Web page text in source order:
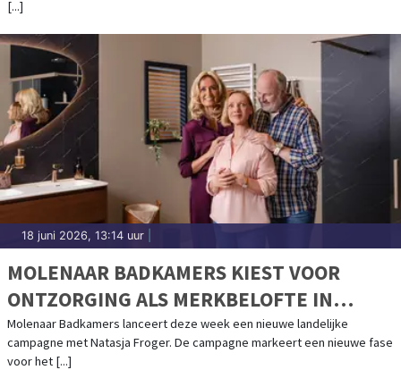
[...]
18 juni 2026, 13:14 uur
MOLENAAR BADKAMERS KIEST VOOR
ONTZORGING ALS MERKBELOFTE IN
NIEUWE CAMPAGNE MET NATASJA
FROGER
Molenaar Badkamers lanceert deze week een nieuwe landelijke
campagne met Natasja Froger. De campagne markeert een nieuwe fase
voor het [...]